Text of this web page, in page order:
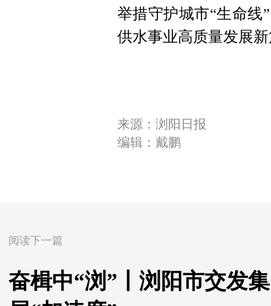
举措守护城市“生命线
供水事业高质量发展
来源：浏阳日报
编辑：戴鹏
阅读下一篇
奋楫中“浏”丨浏阳市交发